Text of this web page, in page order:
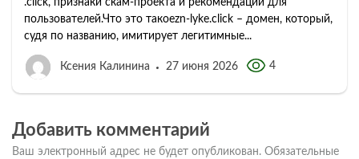
пользователей.Что это такоеzn-lyke.click – домен, который,
судя по названию, имитирует легитимные...
Ксения Калинина 27 июня 2026 4
Добавить комментарий
Ваш электронный адрес не будет опубликован. Обязательные